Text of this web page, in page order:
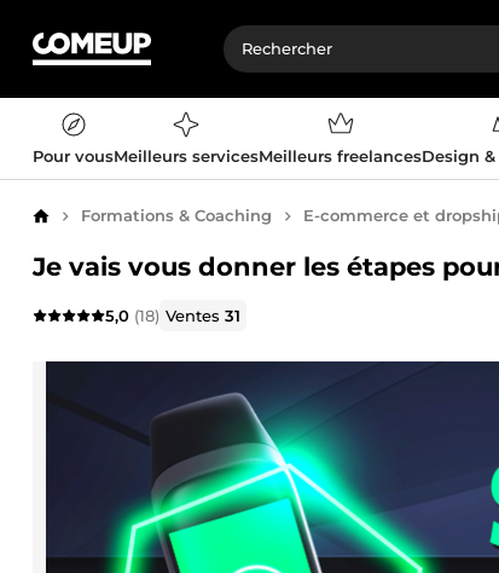
Pour vousMeilleurs servicesMeilleurs freelancesDesign
AccueilFormations & Coaching E-commerce et
Je vais vous donner les étapes
5,0 (18) Ventes31